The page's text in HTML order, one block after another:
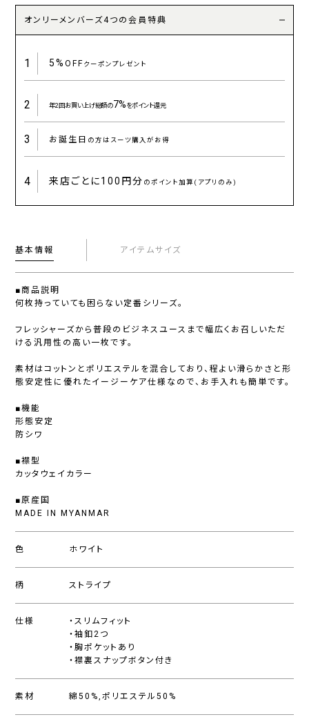
オンリーメンバーズ4つの会員特典
1 5%OFFクーポンプレゼント
2 年2回お買い上げ総額の7%をポイント還元
3 お誕生日 の方はスーツ購入がお得
4 来店ごとに100円分 のポイント加算(アプリのみ)
基本情報 アイテムサイズ
■商品説明
何枚持っていても困らない定番シリーズ。
フレッシャーズから普段のビジネスユースまで幅広くお召しいただ
ける汎用性の高い一枚です。
素材はコットンとポリエステルを混合しており、程よい滑らかさと形
態安定性に優れたイージーケア仕様なので、お手入れも簡単です。
■機能
形態安定
防シワ
■襟型
カッタウェイカラー
■原産国
MADE IN MYANMAR
色 ホワイト
柄 ストライプ
仕様
・スリムフィット
・袖釦2つ
・胸ポケットあり
・襟裏スナップボタン付き
素材 綿50%,ポリエステル50%